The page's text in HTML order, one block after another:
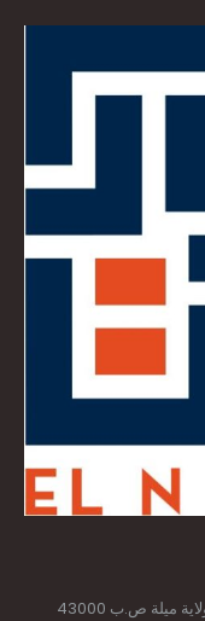
منطقة النشاط التجاري بلدية وادي العثمانية ولاية ميلة ص.ب 43000